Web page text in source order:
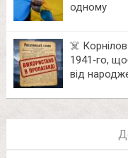
одному
☠️ Корнілов
1941‑го,
від